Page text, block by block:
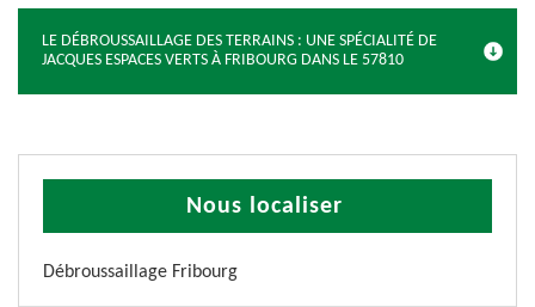
LE DÉBROUSSAILLAGE DES TERRAINS : UNE SPÉCIALITÉ DE
JACQUES ESPACES VERTS À FRIBOURG DANS LE 57810
Nous localiser
Débroussaillage Fribourg